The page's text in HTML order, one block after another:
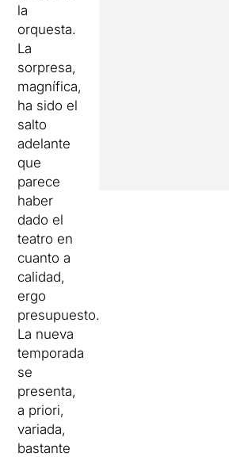
la
orquesta.
La
sorpresa,
magnífica,
ha sido el
salto
adelante
que
parece
haber
dado el
teatro en
cuanto a
calidad,
ergo
presupuesto.
La nueva
temporada
se
presenta,
a priori,
variada,
bastante